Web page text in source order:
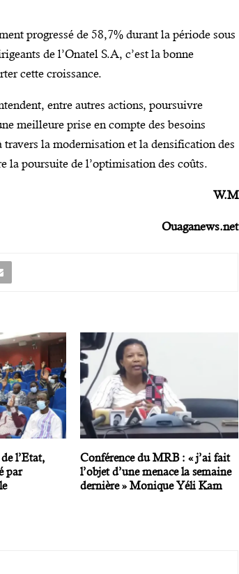
progressé de 58,7% durant la période sous
de l’Onatel S.A, c’est la bonne
cette croissance.
entre autres actions, poursuivre
meilleure prise en compte des besoins
la modernisation et la densification des
la poursuite de l’optimisation des coûts.
W.M
Ouaganews.net
l’Etat,
par
Conférence du MRB : « j’ai fait
l’objet d’une menace la semaine
dernière » Monique Yéli Kam